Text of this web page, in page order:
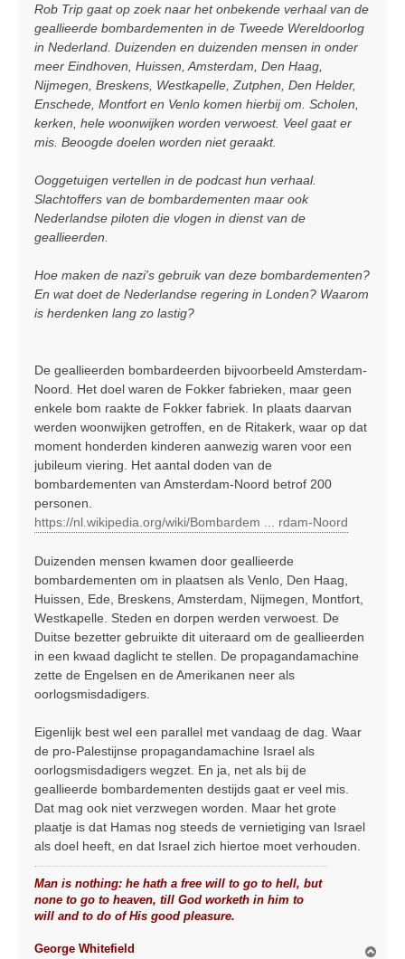
t
Rob Trip gaat op zoek naar het onbekende verhaal van de
geallieerde bombardementen in de Tweede Wereldoorlog
in Nederland. Duizenden en duizenden mensen in onder
meer Eindhoven, Huissen, Amsterdam, Den Haag,
Nijmegen, Breskens, Westkapelle, Zutphen, Den Helder,
Enschede, Montfort en Venlo komen hierbij om. Scholen,
kerken, hele woonwijken worden verwoest. Veel gaat er
mis. Beoogde doelen worden niet geraakt.
Ooggetuigen vertellen in de podcast hun verhaal.
Slachtoffers van de bombardementen maar ook
Nederlandse piloten die vlogen in dienst van de
geallieerden.
Hoe maken de nazi's gebruik van deze bombardementen?
En wat doet de Nederlandse regering in Londen? Waarom
is herdenken lang zo lastig?
De geallieerden bombardeerden bijvoorbeeld Amsterdam-
Noord. Het doel waren de Fokker fabrieken, maar geen
enkele bom raakte de Fokker fabriek. In plaats daarvan
werden woonwijken getroffen, en de Ritakerk, waar op dat
moment honderden kinderen aanwezig waren voor een
jubileum viering. Het aantal doden van de
bombardementen van Amsterdam-Noord betrof 200
personen.
https://nl.wikipedia.org/wiki/Bombardem ... rdam-Noord
Duizenden mensen kwamen door geallieerde
bombardementen om in plaatsen als Venlo, Den Haag,
Huissen, Ede, Breskens, Amsterdam, Nijmegen, Montfort,
Westkapelle. Steden en dorpen werden verwoest. De
Duitse bezetter gebruikte dit uiteraard om de geallieerden
in een kwaad daglicht te stellen. De propagandamachine
zette de Engelsen en de Amerikanen neer als
oorlogsmisdadigers.
Eigenlijk best wel een parallel met vandaag de dag. Waar
de pro-Palestijnse propagandamachine Israel als
oorlogsmisdadigers wegzet. En ja, net als bij de
geallieerde bombardementen destijds gaat er veel mis.
Dat mag ook niet verzwegen worden. Maar het grote
plaatje is dat Hamas nog steeds de vernietiging van Israel
als doel heeft, en dat Israel zich hiertoe moet verhouden.
Man is nothing: he hath a free will to go to hell, but
none to go to heaven, till God worketh in him to
will and to do of His good pleasure.
George Whitefield